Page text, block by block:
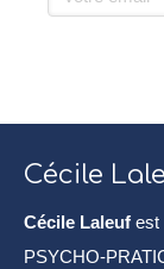
Cécile
Cécile Laleuf est
PSYCHO-